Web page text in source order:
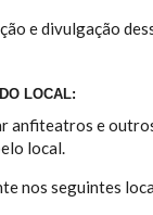
e divulgação
LOCAL:
anfiteatros e
local.
nos seguintes